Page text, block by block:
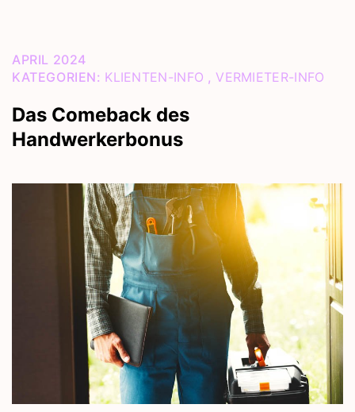
APRIL 2024
KATEGORIEN: KLIENTEN-INFO ,VERMIETER-INFO
Das Comeback des
Handwerkerbonus